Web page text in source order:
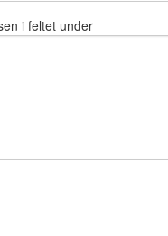
i feltet under